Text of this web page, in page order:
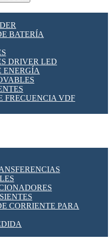
CABLE
BATERÍA
DRIVER LED
ENERGÍA
FRECUENCIA VDF
CORRIENTE PARA